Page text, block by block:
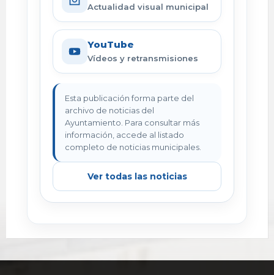
Actualidad visual municipal
YouTube
Vídeos y retransmisiones
Esta publicación forma parte del
archivo de noticias del
Ayuntamiento. Para consultar más
información, accede al listado
completo de noticias municipales.
Ver todas las noticias